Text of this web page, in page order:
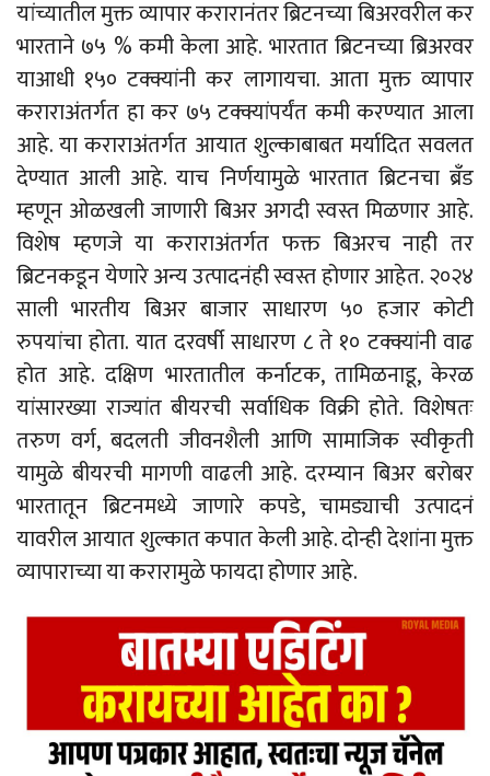
यांच्यातील मुक्त व्यापार करारानंतर ब्रिटनच्या बिअरवरील कर
भारताने ७५ % कमी केला आहे. भारतात ब्रिटनच्या ब्रिअरवर
याआधी १५० टक्क्यांनी कर लागायचा. आता मुक्त व्यापार
कराराअंतर्गत हा कर ७५ टक्क्यांपर्यंत कमी करण्यात आला
आहे. या कराराअंतर्गत आयात शुल्काबाबत मर्यादित सवलत
देण्यात आली आहे. याच निर्णयामुळे भारतात ब्रिटनचा ब्रँड
म्हणून ओळखली जाणारी बिअर अगदी स्वस्त मिळणार आहे.
विशेष म्हणजे या कराराअंतर्गत फक्त बिअरच नाही तर
ब्रिटनकडून येणारे अन्य उत्पादनंही स्वस्त होणार आहेत. २०२४
साली भारतीय बिअर बाजार साधारण ५० हजार कोटी
रुपयांचा होता. यात दरवर्षी साधारण ८ ते १० टक्क्यांनी वाढ
होत आहे. दक्षिण भारतातील कर्नाटक, तामिळनाडू, केरळ
यांसारख्या राज्यांत बीयरची सर्वाधिक विक्री होते. विशेषतः
तरुण वर्ग, बदलती जीवनशैली आणि सामाजिक स्वीकृती
यामुळे बीयरची मागणी वाढली आहे. दरम्यान बिअर बरोबर
भारतातून ब्रिटनमध्ये जाणारे कपडे, चामड्याची उत्पादनं
यावरील आयात शुल्कात कपात केली आहे. दोन्ही देशांना मुक्त
व्यापाराच्या या करारामुळे फायदा होणार आहे.